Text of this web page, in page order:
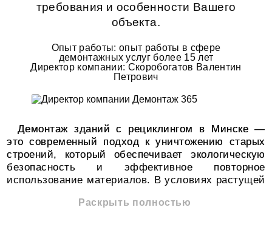
требования и особенности Вашего
объекта.
Опыт работы: опыт работы в сфере
демонтажных услуг более 15 лет
Директор компании: Скоробогатов Валентин
Петрович
Демонтаж зданий с рециклингом в Минске —
это современный подход к уничтожению старых
строений, который обеспечивает экологическую
безопасность и эффективное повторное
использование материалов. В условиях растущей
строительных проектах, важным аспектом
Раскрыть полностью